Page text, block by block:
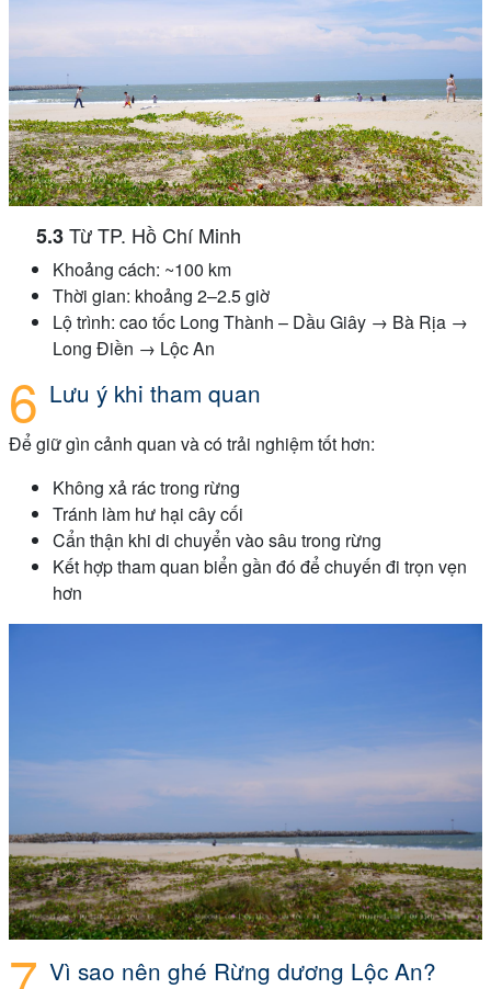
Từ TP. Hồ Chí Minh
Khoảng cách: ~100 km
Thời gian: khoảng 2–2.5 giờ
Lộ trình: cao tốc Long Thành – Dầu Giây → Bà Rịa →
Long Điền → Lộc An
Lưu ý khi tham quan
Để giữ gìn cảnh quan và có trải nghiệm tốt hơn:
Không xả rác trong rừng
Tránh làm hư hại cây cối
Cẩn thận khi di chuyển vào sâu trong rừng
Kết hợp tham quan biển gần đó để chuyến đi trọn vẹn
hơn
Vì sao nên ghé Rừng dương Lộc An?